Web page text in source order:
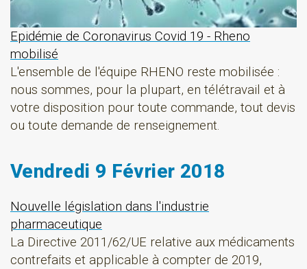
Epidémie de Coronavirus Covid 19 - Rheno
mobilisé
L'ensemble de l'équipe RHENO reste mobilisée :
nous sommes, pour la plupart, en télétravail et à
votre disposition pour toute commande, tout devis
ou toute demande de renseignement.
Vendredi 9 Février 2018
Nouvelle législation dans l'industrie
pharmaceutique
La Directive 2011/62/UE relative aux médicaments
contrefaits et applicable à compter de 2019,